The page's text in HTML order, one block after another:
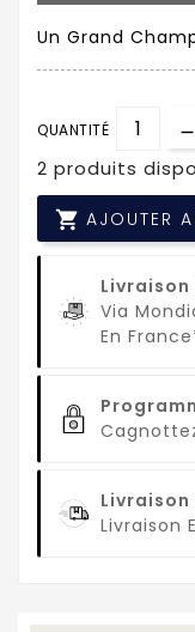
Un Grand
QUANTITÉ
2 produits
 AJOUTER
Via
En
Livraison
Livraison